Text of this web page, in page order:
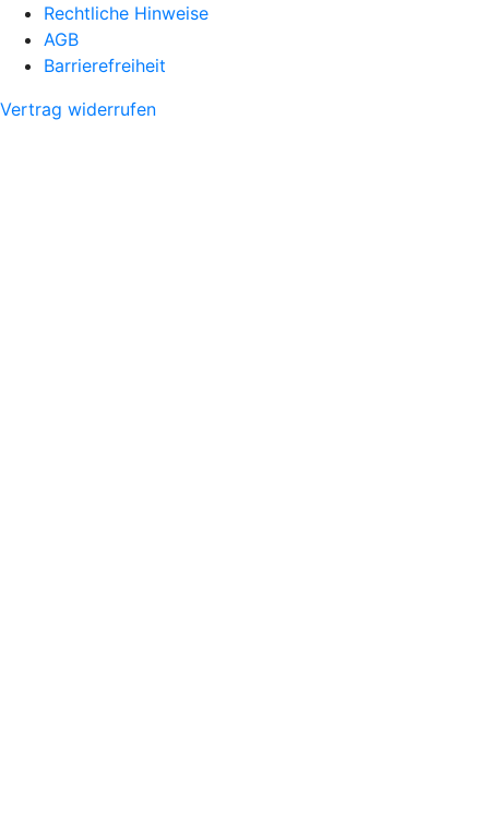
Rechtliche Hinweise
AGB
Barrierefreiheit
Vertrag widerrufen